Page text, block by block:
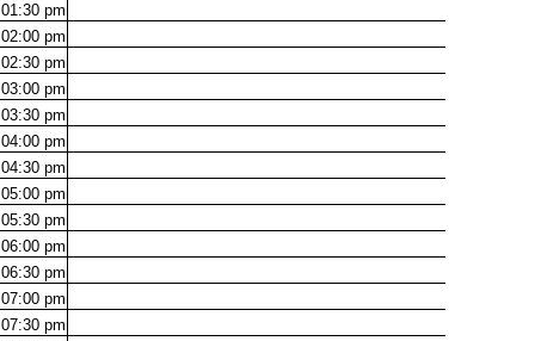
01:30 pm
02:00 pm
02:30 pm
03:00 pm
03:30 pm
04:00 pm
04:30 pm
05:00 pm
05:30 pm
06:00 pm
06:30 pm
07:00 pm
07:30 pm